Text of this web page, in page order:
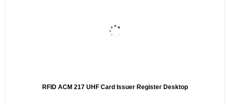
RFID ACM 217 UHF Card Issuer Register Desktop